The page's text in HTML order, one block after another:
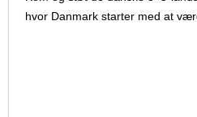
hvor Danmark starter med at